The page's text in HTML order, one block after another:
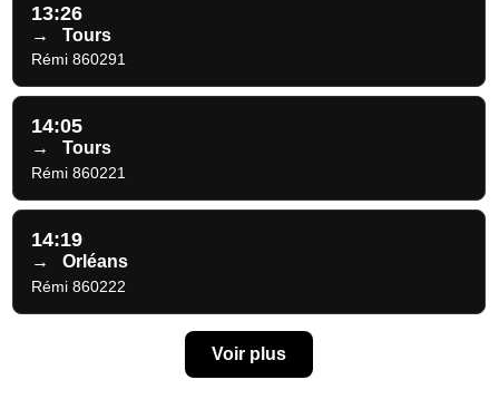
13:26
→ Tours
Rémi 860291
14:05
→ Tours
Rémi 860221
14:19
→ Orléans
Rémi 860222
Voir plus